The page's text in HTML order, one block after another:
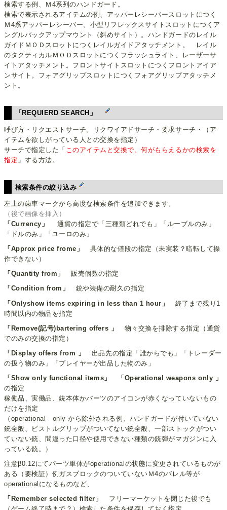
検索する例、Ｍ4系列のハンドガード。
検索で表示されるアイテムの例、アッパーレシーバースロットにつく
Ｍ4系アッパーレシーバー。小型リフレックスサイトスロットにつくア
ングルバックアップマウント（斜めサイト）。ハンドガードのレイル
ガイドＭＯＤスロットにつくレイルガイドアタッチメント。 レイル
のタクティカルＭＯＤスロットにつくフラッシュライト、レーザーサ
イトアタッチメント。フロントサイトスロットにつくフロントアイア
ンサイト。フォアグリップスロットにつくフォアグリップアタッチメ
ント。
「REQUIERD SEARCH」
呼び方・リクエストサーチ。リクワイアドサーチ・要求サーチ・（ア
イテムを欲しがっている人との交換を指定）
サーチで指定した「 このアイテムと交換で、何がもらえるかの検索を
指定 」する方法。
検索条件の絞り込み
左上の歯車マークから高度な検索条件を追加できます。
（後で画像を挿入）
「Currency」
通貨の指定で「三種類どれでも」「ルーブルのみ」
「ドルのみ」「ユーロのみ」
「Approx price frome」
具体的な値段の指定（未実装？暗転して操
作できない）
「Quantity from」
販売個数の指定
「Condition from」
銃や装備の耐久の指定
「Onlyshow items expiring in less than 1 hour」
終了まで残り1
時間以内の物品を指定
「Remove(記号)bartering offers 」
物々交換を排除する指定（通貨
でのみの交換の指定）
「Display offers from 」
出品先の指定「誰からでも」「トレーダー
の扱う物のみ」「プレイヤーが出品した物のみ」
「Show only functional items」
「Operational weapons only 」
の指定
稼働品、実働品、銃本体かパーツのアイコンが赤くなっていないもの
だけを指定
（operational only から除外される例、ハンドガードが付いていない
銃全般、ピストルグリップがついてない銃全般、一部ストックがつい
ていない銃、間違った口径や使用できない種類の銃弾がマガジンに入
っている銃。）
注意β0.12にてパーツ単体がoperationalの状態に変更されているものが
ある（要検証）例ガスブロックのついていないＭ4のバレル等が
operationalになるものなど、
「Remember selected filter」
フリーマーケットを閉じた後でも